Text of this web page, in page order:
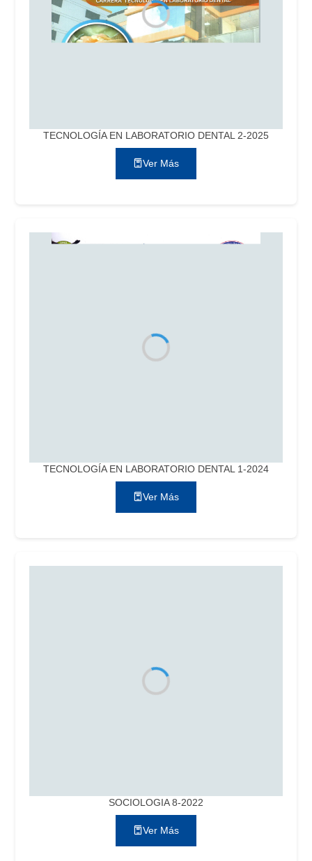
TECNOLOGÍA EN LABORATORIO DENTAL 2-2025
Ver Más
TECNOLOGÍA EN LABORATORIO DENTAL 1-2024
Ver Más
SOCIOLOGIA 8-2022
Ver Más